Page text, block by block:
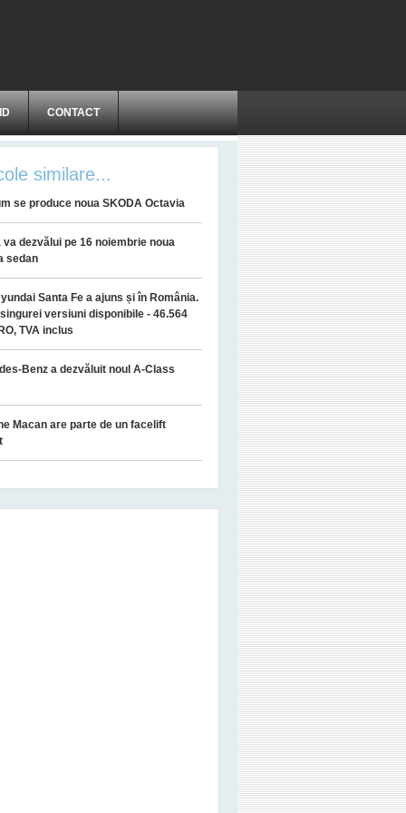
CONTACT
similare...
se produce noua SKODA Octavia
va dezvălui pe 16 noiembrie noua
sedan
Santa Fe a ajuns și în România.
versiuni disponibile - 46.564
TVA inclus
Benz a dezvăluit noul A-Class
Macan are parte de un facelift